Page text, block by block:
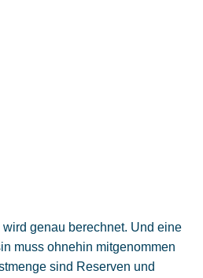
genau berechnet. Und eine
muss ohnehin mitgenommen
sind Reserven und